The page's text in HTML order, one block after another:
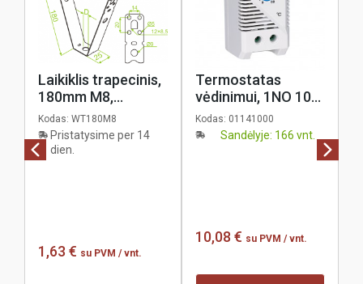
Laikiklis trapecinis,
180mm M8,
metalinių kanalų
tvirtinimui prie lubų,
šalto cinkavimo,
Baks
Kodas: WT180M8
Pristatysime per 14
dien.
1,63 € su PVM / vnt.
Termostatas
vėdinimui, 1NO 10A
250VAC, 0...+60°C,
KTS
Kodas: 01141000
Sandėlyje: 166 vnt.
10,08 € su PVM / vnt.